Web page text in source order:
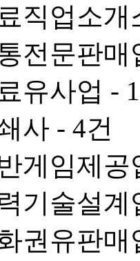
직업소개
전문판매
유사업 -
사 - 4건
게임제공
기술설계
권유판매